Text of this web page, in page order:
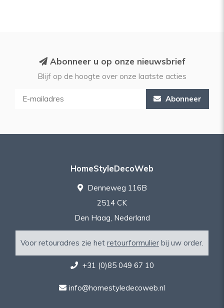
Abonneer u op onze nieuwsbrief
Blijf op de hoogte over onze laatste acties
Abonneer
HomeStyleDecoWeb
Denneweg 116B
2514 CK
Den Haag, Nederland
Voor retouradres zie het retourformulier bij uw order.
+31 (0)85 049 67 10
info@homestyledecoweb.nl